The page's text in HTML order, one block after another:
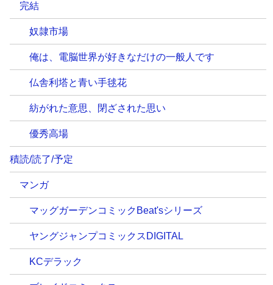
完結
奴隷市場
俺は、電脳世界が好きなだけの一般人です
仏舎利塔と青い手毬花
紡がれた意思、閉ざされた思い
優秀高場
積読/読了/予定
マンガ
マッグガーデンコミックBeat'sシリーズ
ヤングジャンプコミックスDIGITAL
KCデラック